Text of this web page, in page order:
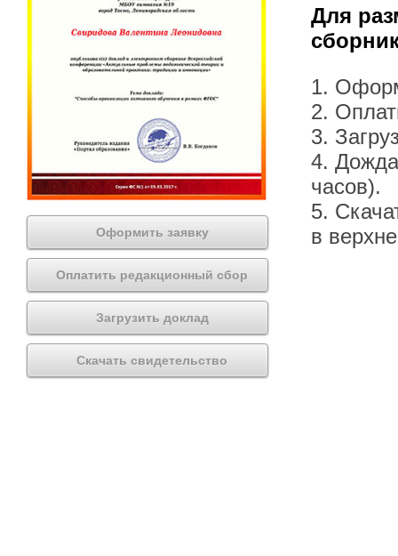
Оформить заявку
Оплатить редакционный сбор
Загрузить доклад
Скачать свидетельство
Для
1.
2.
3.
4.
часов).
5.
в